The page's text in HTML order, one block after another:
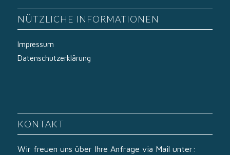
NÜTZLICHE INFORMATIONEN
Impressum
Datenschutzerklärung
KONTAKT
Wir freuen uns über Ihre Anfrage via Mail unter: